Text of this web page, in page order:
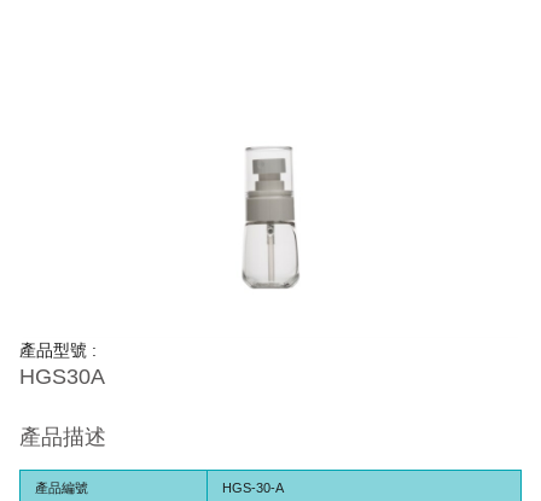
產品型號 :
HGS30A
產品描述
產品編號 HGS-30-A